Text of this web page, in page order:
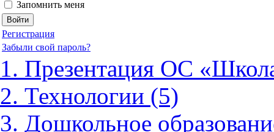
Запомнить меня
Регистрация
Забыли свой пароль?
1. Презентация ОС
2. Технологии (5)
3. Дошкольное